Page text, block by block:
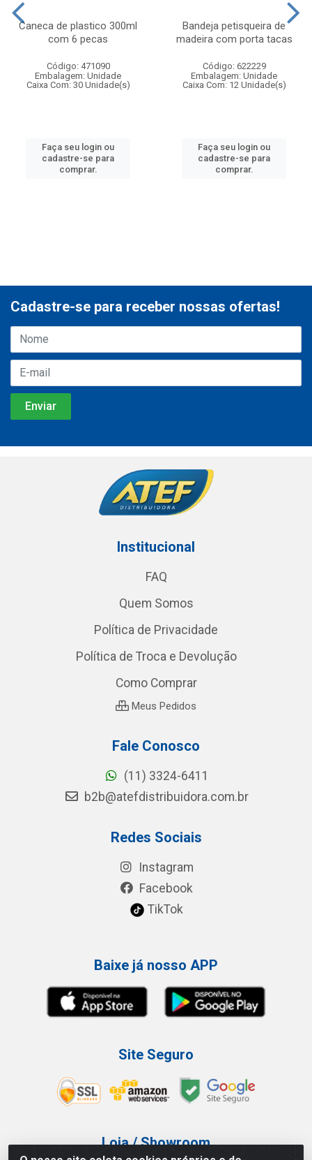
Caneca de plastico 300ml
com 6 pecas
Código: 471090
Embalagem: Unidade
Caixa Com: 30 Unidade(s)
Faça seu login ou
cadastre-se para
comprar.
Bandeja petisqueira de
madeira com porta tacas
Código: 622229
Embalagem: Unidade
Caixa Com: 12 Unidade(s)
Faça seu login ou
cadastre-se para
comprar.
Cadastre-se para receber nossas ofertas!
Institucional
FAQ
Quem Somos
Política de Privacidade
Política de Troca e Devolução
Como Comprar
Meus Pedidos
Fale Conosco
(11) 3324-6411
b2b@atefdistribuidora.com.br
Redes Sociais
Instagram
Facebook
TikTok
Baixe já nosso APP
Site Seguro
Loja / Showroom